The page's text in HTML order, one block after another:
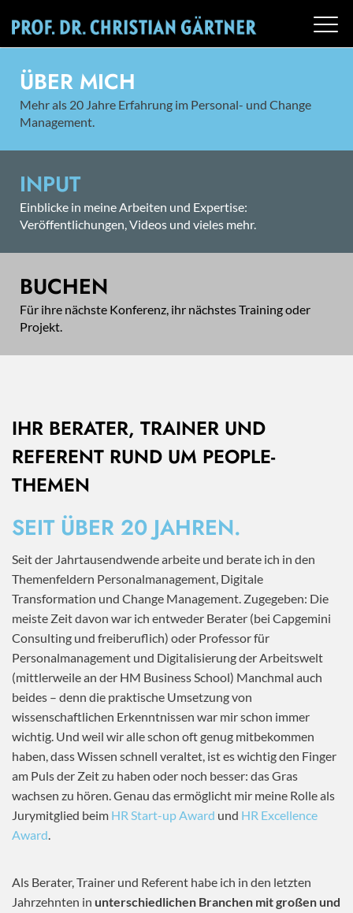
ÜBER MICH
Mehr als 20 Jahre Erfahrung im Personal- und Change
Management.
INPUT
Einblicke in meine Arbeiten und Expertise:
Veröffentlichungen, Videos und vieles mehr.
BUCHEN
Für ihre nächste Konferenz, ihr nächstes Training oder
Projekt.
IHR BERATER, TRAINER UND
REFERENT RUND UM PEOPLE-
THEMEN
SEIT ÜBER 20 JAHREN.
Seit der Jahrtausendwende arbeite und berate ich in den
Themenfeldern Personalmanagement, Digitale
Transformation und Change Management. Zugegeben: Die
meiste Zeit davon war ich entweder Berater (bei Capgemini
Consulting und freiberuflich) oder Professor für
Personalmanagement und Digitalisierung der Arbeitswelt
(mittlerweile an der HM Business School) Manchmal auch
beides – denn die praktische Umsetzung von
wissenschaftlichen Erkenntnissen war mir schon immer
wichtig. Und weil wir alle schon oft genug mitbekommen
haben, dass Wissen schnell veraltet, ist es wichtig den Finger
am Puls der Zeit zu haben oder noch besser: das Gras
wachsen zu hören. Genau das ermöglicht mir meine Rolle als
Jurymitglied beim HR Start-up Award und HR Excellence
Award.
Als Berater, Trainer und Referent habe ich in den letzten
Jahrzehnten in unterschiedlichen Branchen mit großen und